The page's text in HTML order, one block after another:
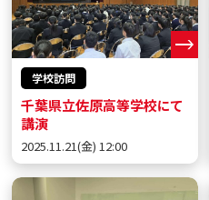
学校訪問
千葉県立佐原高等学校にて
講演
2025.11.21(金) 12:00